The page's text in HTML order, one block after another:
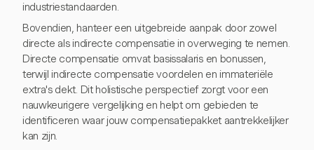
industriestandaarden.
Bovendien, hanteer een uitgebreide aanpak door zowel
directe als indirecte compensatie in overweging te nemen.
Directe compensatie omvat basissalaris en bonussen,
terwijl indirecte compensatie voordelen en immateriële
extra's dekt. Dit holistische perspectief zorgt voor een
nauwkeurigere vergelijking en helpt om gebieden te
identificeren waar jouw compensatiepakket aantrekkelijker
kan zijn.